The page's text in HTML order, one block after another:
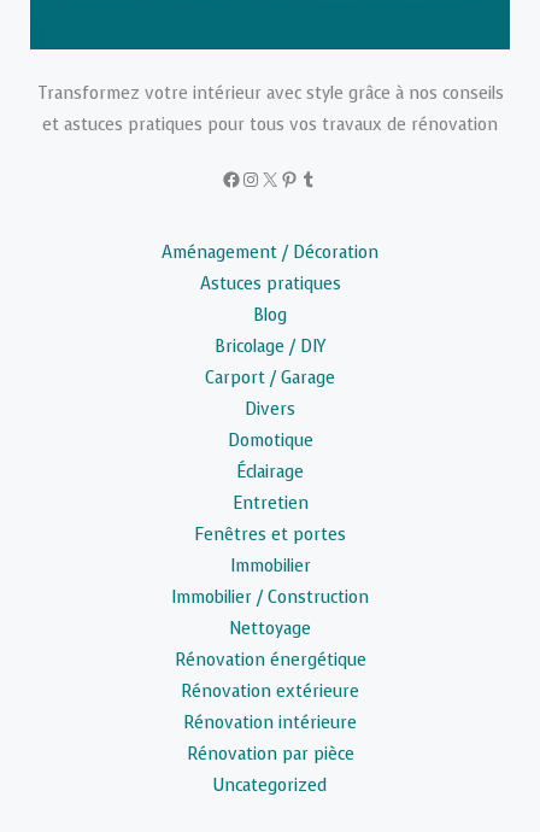
Transformez votre intérieur avec style grâce à nos conseils
et astuces pratiques pour tous vos travaux de rénovation
Facebook
Instagram
X Pinterest
Tumblr
Aménagement / Décoration
Astuces pratiques
Blog
Bricolage / DIY
Carport / Garage
Divers
Domotique
Éclairage
Entretien
Fenêtres et portes
Immobilier
Immobilier / Construction
Nettoyage
Rénovation énergétique
Rénovation extérieure
Rénovation intérieure
Rénovation par pièce
Uncategorized